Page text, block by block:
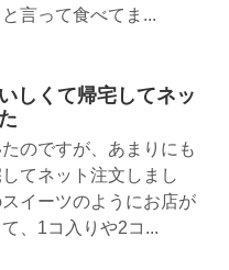
言って食べてま...
しくて帰宅してネッ
のですが、あまりにも
てネット注文しまし
イーツのようにお店が
、1コ入りや2コ...